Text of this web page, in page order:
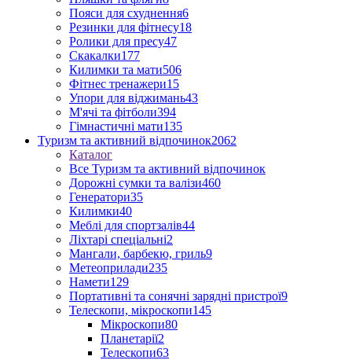
Пояси для схуднення6
Резинки для фітнесу18
Ролики для пресу47
Скакалки177
Килимки та мати506
Фітнес тренажери15
Упори для віджимань43
М'ячі та фітболи394
Гімнастичні мати135
Туризм та активний відпочинок2062
Каталог
Все Туризм та активний відпочинок
Дорожні сумки та валізи460
Генератори35
Килимки40
Меблі для спортзалів44
Ліхтарі спеціальні2
Мангали, барбекю, гриль9
Метеоприлади235
Намети129
Портативні та сонячні зарядні пристрої9
Телескопи, мікроскопи145
Мікроскопи80
Планетарії2
Телескопи63